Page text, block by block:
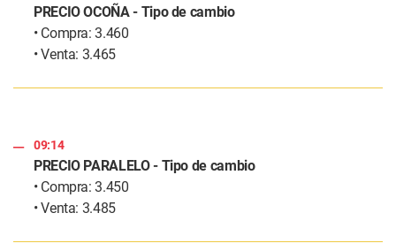
PRECIO OCOÑA - Tipo de cambio
• Compra: 3.460
• Venta: 3.465
09:14
PRECIO PARALELO - Tipo de cambio
• Compra: 3.450
• Venta: 3.485